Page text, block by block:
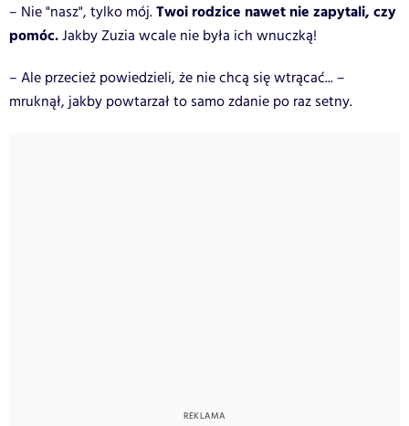
– Nie "nasz", tylko mój.Twoi rodzice nawet nie zapytali, czy
pomóc.Jakby Zuzia wcale nie była ich wnuczką!
– Ale przecież powiedzieli, że nie chcą się wtrącać... –
mruknął, jakby powtarzał to samo zdanie po raz setny.